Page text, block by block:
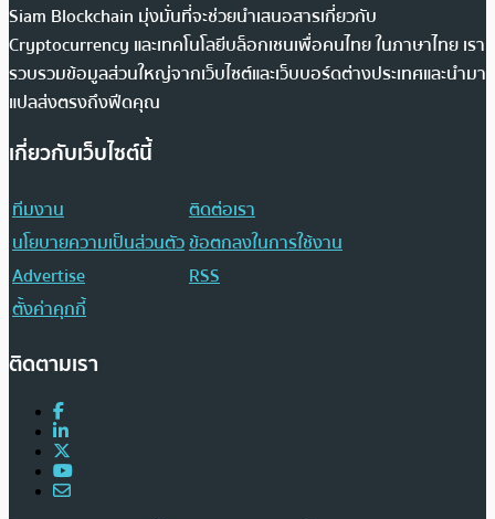
Siam Blockchain มุ่งมั่นที่จะช่วยนำเสนอสารเกี่ยวกับ
Cryptocurrency และเทคโนโลยีบล็อกเชนเพื่อคนไทย ในภาษาไทย เรา
รวบรวมข้อมูลส่วนใหญ่จากเว็บไซต์และเว็บบอร์ดต่างประเทศและนำมา
แปลส่งตรงถึงฟีดคุณ
เกี่ยวกับเว็บไซต์นี้
ทีมงาน
ติดต่อเรา
นโยบายความเป็นส่วนตัวข้อตกลงในการใช้งาน
Advertise
RSS
ตั้งค่าคุกกี้
ติดตามเรา